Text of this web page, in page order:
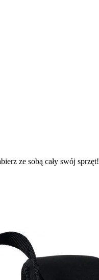
ze sobą cały swój sprzęt!